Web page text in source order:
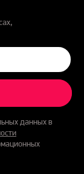
данных в